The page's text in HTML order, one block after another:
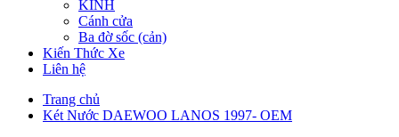
KÍNH
Cánh cửa
Ba đờ sốc (cản)
Kiến Thức Xe
Liên hệ
Trang chủ
Két Nước DAEWOO LANOS 1997- OEM